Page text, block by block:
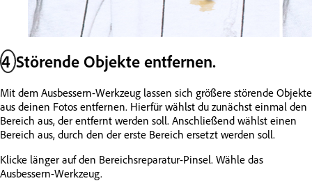
4Störende Objekte entfernen.
Mit dem Ausbessern-Werkzeug lassen sich größere störende Objekte
aus deinen Fotos entfernen. Hierfür wählst du zunächst einmal den
Bereich aus, der entfernt werden soll. Anschließend wählst einen
Bereich aus, durch den der erste Bereich ersetzt werden soll.
Klicke länger auf den Bereichsreparatur-Pinsel. Wähle das
Ausbessern-Werkzeug.